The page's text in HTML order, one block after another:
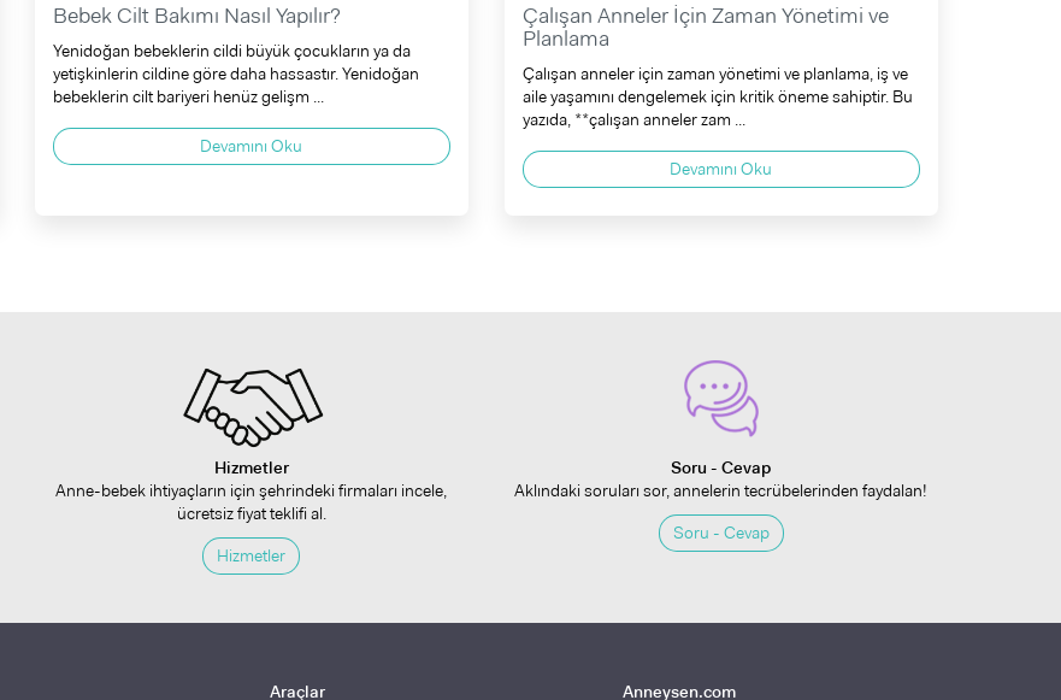
Bebek Cilt Bakımı Nasıl Yapılır?
Yenidoğan bebeklerin cildi büyük çocukların ya da
yetişkinlerin cildine göre daha hassastır. Yenidoğan
bebeklerin cilt bariyeri henüz gelişm ...
Devamını Oku
Çalışan Anneler İçin Zaman Yönetimi ve
Planlama
Çalışan anneler için zaman yönetimi ve planlama, iş ve
aile yaşamını dengelemek için kritik öneme sahiptir. Bu
yazıda, **çalışan anneler zam ...
Devamını Oku
Hizmetler
Anne-bebek ihtiyaçların için şehrindeki firmaları incele,
ücretsiz fiyat teklifi al.
Hizmetler
Soru - Cevap
Aklındaki soruları sor, annelerin tecrübelerinden faydalan!
Soru - Cevap
Araçlar Anneysen.com